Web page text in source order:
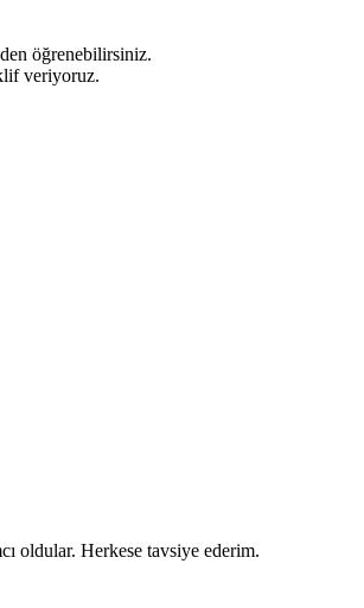
öğrenebilirsiniz.
veriyoruz.
oldular. Herkese tavsiye ederim.